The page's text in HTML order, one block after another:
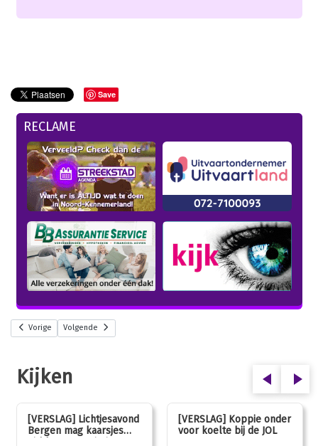
Save
RECLAME
Vorige Volgende
Kijken
[VERSLAG] Lichtjesavond
Bergen mag kaarsjes
[VERSLAG] Koppie onder
voor koelte bij de JOL